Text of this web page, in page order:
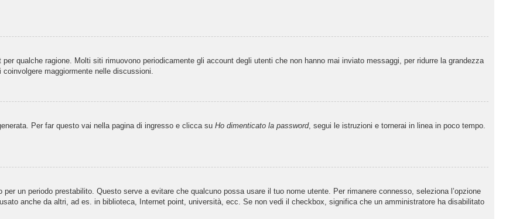
qualche ragione. Molti siti rimuovono periodicamente gli account degli utenti che non hanno mai inviato messaggi, per ridurre la grandezza
maggiormente nelle discussioni.
Per far questo vai nella pagina di ingresso e clicca su Ho dimenticato la password, segui le istruzioni e tornerai in linea in poco tempo.
un periodo prestabilito. Questo serve a evitare che qualcuno possa usare il tuo nome utente. Per rimanere connesso, seleziona l’opzione
anche da altri, ad es. in biblioteca, Internet point, università, ecc. Se non vedi il checkbox, significa che un amministratore ha disabilitato